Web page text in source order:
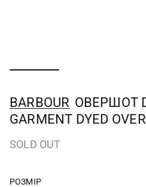
BARBOUR ОВЕРШОТ
GARMENT DYED
SOLD OUT
РОЗМІР